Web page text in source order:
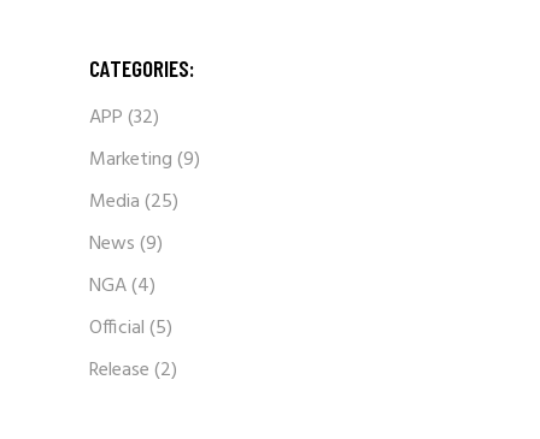
CATEGORIES:
APP(32)
Marketing(9)
Media(25)
News(9)
NGA(4)
Official(5)
Release(2)